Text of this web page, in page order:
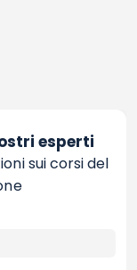
esperti
sui corsi del